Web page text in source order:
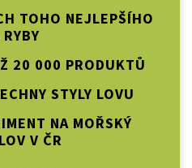
TOHO NEJLEPŠÍHO
20 000 PRODUKTŮ
STYLY LOVU
NA MOŘSKÝ
V ČR